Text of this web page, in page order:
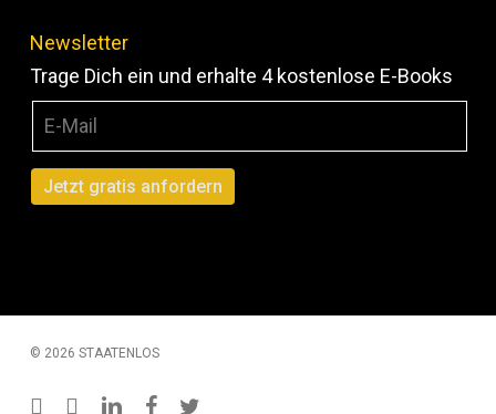
Newsletter
Trage Dich ein und erhalte 4 kostenlose E-Books
© 2026 STAATENLOS
instagramyoutubelinkedinfacebook
twitter